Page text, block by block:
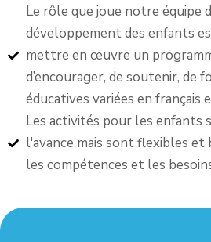
Le rôle que joue notre équipe
développement des enfants
mettre en œuvre un
d’encourager, de soutenir, de
éducatives variées en français
Les activités pour les enfants
l'avance mais sont flexibles et
les compétences et les